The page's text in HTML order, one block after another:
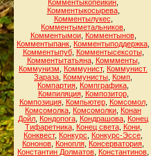
Комментыкопейкин
Комментыкосырева,
Комментылукес
Комментыметальников
Комментымои, Комментынов,
Комментыпанк Комментыподдержка
Комментыпуб, Комментысексоты,
Комментытатьяна, Коммменты,
Коммунизм
Коммунист, Коммунист.
Зараза Коммунисты Комп
Компартия Компграфика
Компиляция, Композитор,
Композиция, Компьютер, Комсомол,
Комсомолка Комсомолки Конан
Дойл Кондопога Кондрашова Конец
Тифаретника, Конец света, Кони,
Конквест, Конкурс Конкурс-Эссе
Кононов Конопля Консерватория
Константин Долматов Константинов